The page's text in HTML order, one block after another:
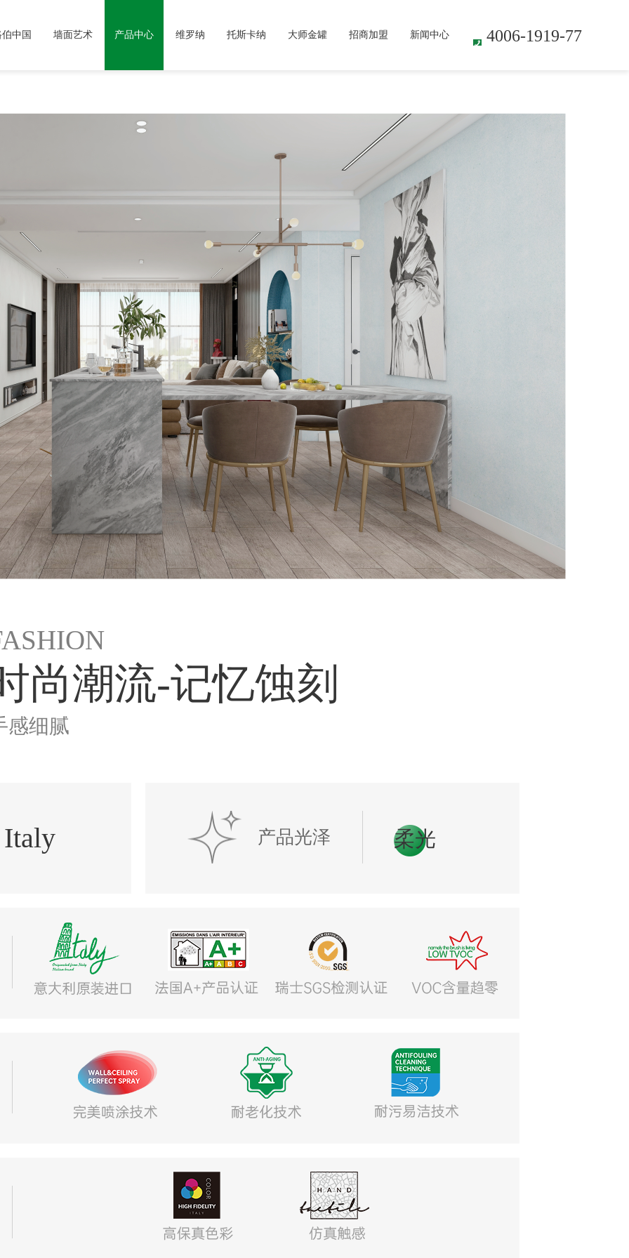
中国 墙面艺术 产品中心 维罗纳 托斯卡纳 大师金罐 招商加盟 新闻中心 4006-1919-77
尚潮流-记忆蚀刻
感细腻
Italy 产品光泽 柔光